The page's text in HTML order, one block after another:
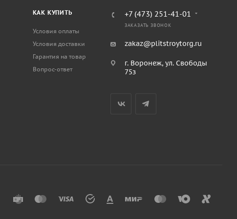
КАК КУПИТЬ
Условия оплаты
Условия доставки
Гарантия на товар
Вопрос-ответ
+7 (473) 251-41-01
ЗАКАЗАТЬ ЗВОНОК
zakaz@plitstroytorg.ru
г. Воронеж, ул. Свободы
75з